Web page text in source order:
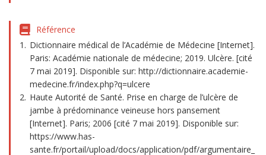
Référence
Dictionnaire médical de l’Académie de Médecine [Internet].
Paris: Académie nationale de médecine; 2019. Ulcère. [cité
7 mai 2019]. Disponible sur: http://dictionnaire.academie-
medecine.fr/index.php?q=ulcere
Haute Autorité de Santé. Prise en charge de l’ulcère de
jambe à prédominance veineuse hors pansement
[Internet]. Paris; 2006 [cité 7 mai 2019]. Disponible sur:
https://www.has-
sante.fr/portail/upload/docs/application/pdf/argumentaire_